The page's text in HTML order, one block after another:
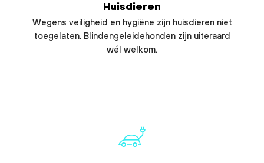
Huisdieren
Wegens veiligheid en hygiëne zijn huisdieren niet
toegelaten. Blindengeleidehonden zijn uiteraard
wél welkom.